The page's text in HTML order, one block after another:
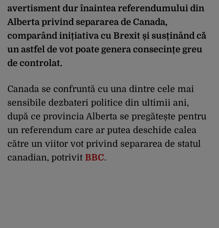
avertisment dur înaintea referendumului din
Alberta privind separarea de Canada,
comparând inițiativa cu Brexit și susținând că
un astfel de vot poate genera consecințe greu
de controlat.
Canada se confruntă cu una dintre cele mai
sensibile dezbateri politice din ultimii ani,
după ce provincia Alberta se pregătește pentru
un referendum care ar putea deschide calea
către un viitor vot privind separarea de statul
canadian, potrivit BBC.